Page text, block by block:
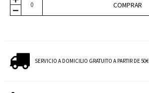
COMPRAR
SERVICIO A DOMICILIO GRATUITO A PARTIR DE 50€